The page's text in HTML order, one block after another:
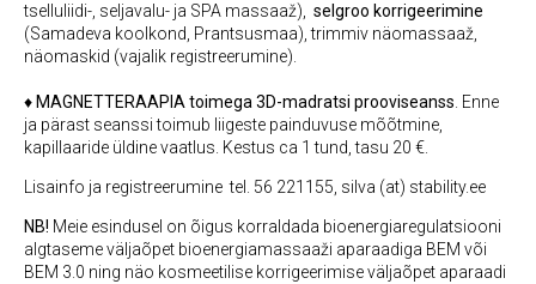
tselluliidi-, seljavalu- ja SPA massaaž), selgroo korrigeerimine
(Samadeva koolkond, Prantsusmaa), trimmiv näomassaaž,
näomaskid (vajalik registreerumine).
♦ MAGNETTERAAPIA toimega 3D-madratsi prooviseanss . Enne
ja pärast seanssi toimub liigeste painduvuse mõõtmine,
kapillaaride üldine vaatlus. Kestus ca 1 tund, tasu 20 €.
Lisainfo ja registreerumine tel. 56 221155, silva (at) stability.ee
NB! Meie esindusel on õigus korraldada bioenergiaregulatsiooni
algtaseme väljaõpet bioenergiamassaaži aparaadiga BEM või
BEM 3.0 ning näo kosmeetilise korrigeerimise väljaõpet aparaadi